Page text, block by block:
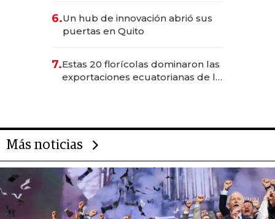
6.Un hub de innovación abrió sus
puertas en Quito
7.Estas 20 florícolas dominaron las
exportaciones ecuatorianas de la
Más noticias